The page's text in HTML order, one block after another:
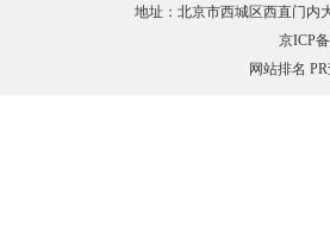
地址：北京市西城区西直门内
京ICP
网站排名